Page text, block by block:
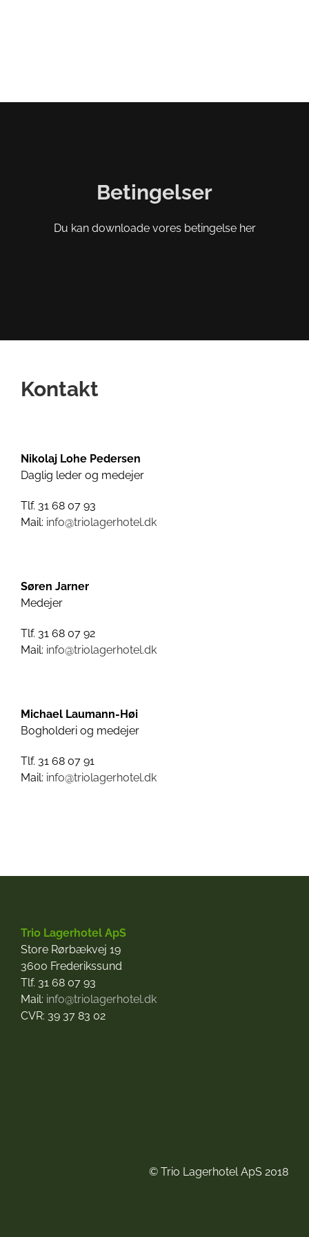
Betingelser
Du kan downloade vores betingelse her
Kontakt
Nikolaj Lohe Pedersen
Daglig leder og medejer
Tlf. 31 68 07 93
Mail: info@triolagerhotel.dk
Søren Jarner
Medejer
Tlf. 31 68 07 92
Mail: info@triolagerhotel.dk
Michael Laumann-Høi
Bogholderi og medejer
Tlf. 31 68 07 91
Mail: info@triolagerhotel.dk
Trio Lagerhotel ApS
Store Rørbækvej 19
3600 Frederikssund
Tlf. 31 68 07 93
Mail: info@triolagerhotel.dk
CVR: 39 37 83 02
© Trio Lagerhotel ApS 2018